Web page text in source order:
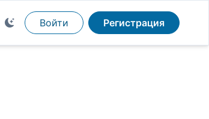
Войти Регистрация